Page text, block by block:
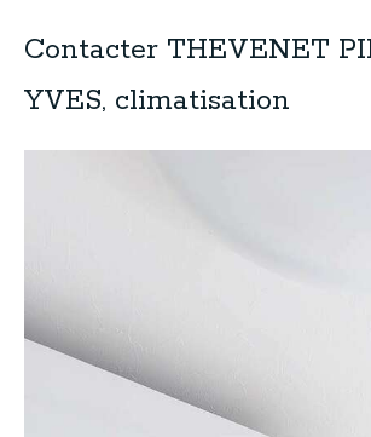
Contacter THEVENET
YVES, climatisation